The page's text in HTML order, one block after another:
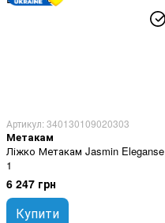
Артикул: 340130109020303
Метакам
Ліжко Метакам Jasmin Eleganse
1
6 247 грн
Купити